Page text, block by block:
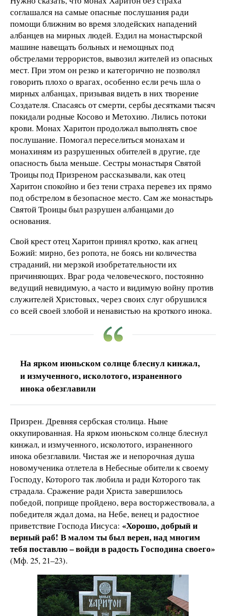
соглашался на самые опасные послушания ради
помощи ближним во время злодейских нападений
албанцев на мирных людей. Ездил на монастырской
машине навещать больных и немощных под
обстрелами террористов, вывозил жителей из опасных
мест. При этом он резко и категорично не позволял
говорить плохо о врагах, особенно если речь шла о
мирных албанцах, призывая видеть в них творение
Создателя. Спасаясь от смерти, сербы десятками тысяч
покидали родные Косово и Метохию. Лились потоки
крови. Монах Харитон продолжал выполнять свое
послушание. Помогал переселиться монахам и
монахиням из разрушенных обителей в другие, где
опасность была меньше. Сестры монастыря Святой
Троицы под Призреном рассказывали, как отец
Харитон спокойно и без тени страха перевез их прямо
под обстрелом в безопасное место. Сам же монастырь
Святой Троицы был разрушен албанцами до
основания.
Свой крест отец Харитон принял кротко, как агнец
Божий: мирно, без ропота, не боясь ни количества
страданий, ни мерзкой изобретательности их
причиняющих. Враг рода человеческого, постоянно
ведущий невидимую, а часто и видимую войну против
служителей Христовых, через своих слуг обрушился
со всей своей злобой и ненавистью на кроткого инока.
На ярком июньском солнце блеснул кинжал,
и измученного, исколотого, израненного
инока обезглавили
Призрен. Древняя сербская столица. Ныне
оккупированная. На ярком июньском солнце блеснул
кинжал, и измученного, исколотого, израненного
инока обезглавили. Чистая же и непорочная душа
новомученика отлетела в Небесные обители к своему
Господу, Которого так любила и ради Которого так
страдала. Сражение ради Христа завершилось
победой, поприще пройдено, вера восторжествовала, а
победителя ждал дома, на Небе, венец и радостное
приветствие Господа Иисуса: «Хорошо, добрый и
верный раб! В малом ты был верен, над многим
тебя поставлю – войди в радость Господина своего»
(Мф. 25, 21–23).